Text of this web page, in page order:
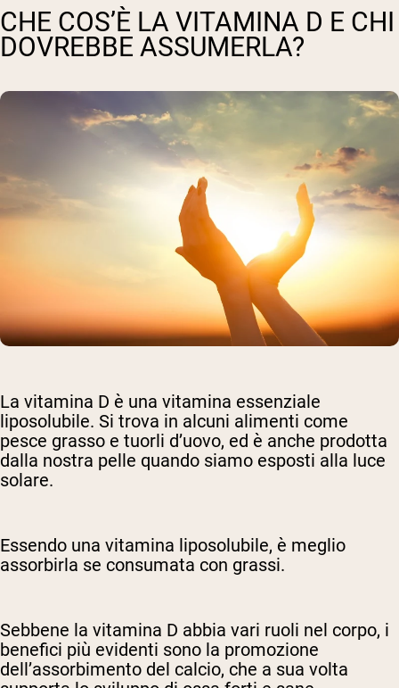
CHE COS’È LA VITAMINA D E CHI
DOVREBBE ASSUMERLA?
La vitamina D è una vitamina essenziale
liposolubile. Si trova in alcuni alimenti come
pesce grasso e tuorli d’uovo, ed è anche prodotta
dalla nostra pelle quando siamo esposti alla luce
solare.
Essendo una vitamina liposolubile, è meglio
assorbirla se consumata con grassi.
Sebbene la vitamina D abbia vari ruoli nel corpo, i
benefici più evidenti sono la promozione
dell’assorbimento del calcio, che a sua volta